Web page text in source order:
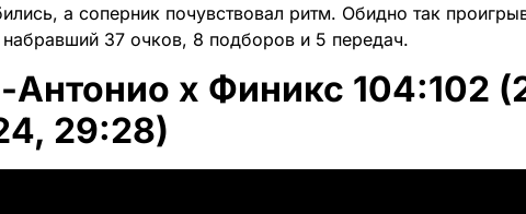
а соперник почувствовал ритм. Обидно так
набравший 37 очков, 8 подборов и 5 передач.
Антонио x Финикс 104:102
29:28)